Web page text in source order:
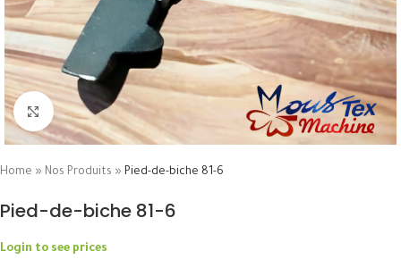
Click to enlarge
Home » Nos Produits » Pied-de-biche 81-6
Pied-de-biche 81-6
Login to see prices